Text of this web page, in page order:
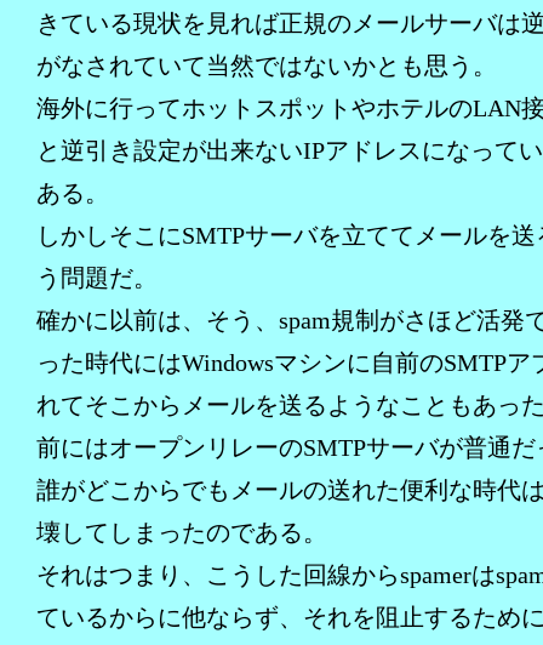
きている現状を見れば正規のメールサーバは
がなされていて当然ではないかとも思う。
海外に行ってホットスポットやホテルのLAN
と逆引き設定が出来ないIPアドレスになって
ある。
しかしそこにSMTPサーバを立ててメールを
う問題だ。
確かに以前は、そう、spam規制がさほど活発
った時代にはWindowsマシンに自前のSMTPア
れてそこからメールを送るようなこともあっ
前にはオープンリレーのSMTPサーバが普通だ
誰がどこからでもメールの送れた便利な時代
壊してしまったのである。
それはつまり、こうした回線からspamerは
ているからに他ならず、それを阻止するため